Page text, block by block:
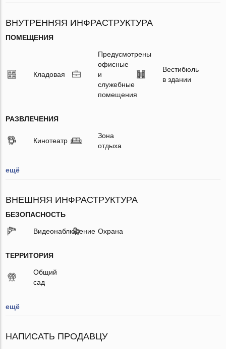
ВНУТРЕННЯЯ ИНФРАСТРУКТУРА
ПОМЕЩЕНИЯ
Кладовая
Предусмотрены
офисные
и
служебные
помещения
Вестибюль
в здании
РАЗВЛЕЧЕНИЯ
Кинотеатр
Зона
отдыха
ещё
ВНЕШНЯЯ ИНФРАСТРУКТУРА
БЕЗОПАСНОСТЬ
Видеонаблюдение Охрана
ТЕРРИТОРИЯ
Общий
сад
ещё
НАПИСАТЬ ПРОДАВЦУ